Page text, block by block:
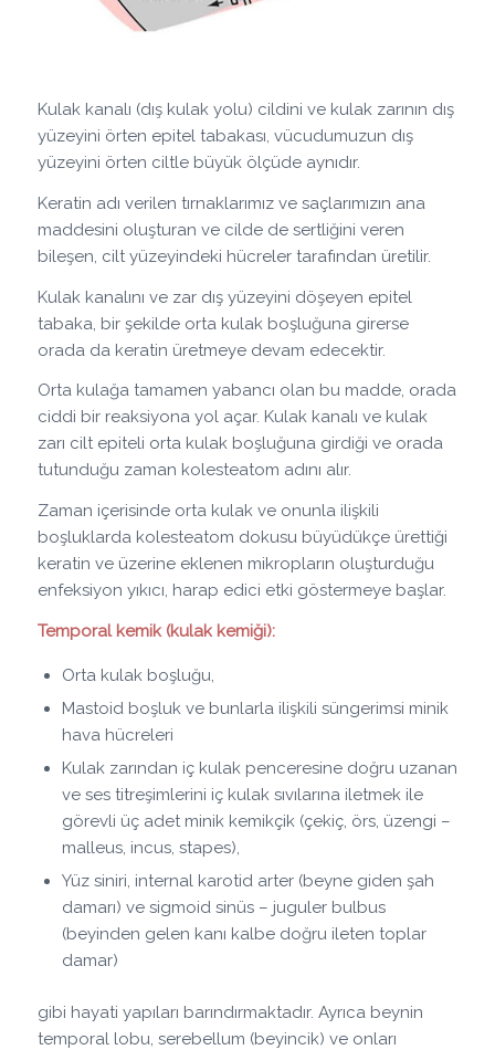
Kulak kanalı (dış kulak yolu) cildini ve kulak zarının dış
yüzeyini örten epitel tabakası, vücudumuzun dış
yüzeyini örten ciltle büyük ölçüde aynıdır.
Keratin adı verilen tırnaklarımız ve saçlarımızın ana
maddesini oluşturan ve cilde de sertliğini veren
bileşen, cilt yüzeyindeki hücreler tarafından üretilir.
Kulak kanalını ve zar dış yüzeyini döşeyen epitel
tabaka, bir şekilde orta kulak boşluğuna girerse
orada da keratin üretmeye devam edecektir.
Orta kulağa tamamen yabancı olan bu madde, orada
ciddi bir reaksiyona yol açar. Kulak kanalı ve kulak
zarı cilt epiteli orta kulak boşluğuna girdiği ve orada
tutunduğu zaman kolesteatom adını alır.
Zaman içerisinde orta kulak ve onunla ilişkili
boşluklarda kolesteatom dokusu büyüdükçe ürettiği
keratin ve üzerine eklenen mikropların oluşturduğu
enfeksiyon yıkıcı, harap edici etki göstermeye başlar.
Temporal kemik (kulak kemiği):
Orta kulak boşluğu,
Mastoid boşluk ve bunlarla ilişkili süngerimsi minik
hava hücreleri
Kulak zarından iç kulak penceresine doğru uzanan
ve ses titreşimlerini iç kulak sıvılarına iletmek ile
görevli üç adet minik kemikçik (çekiç, örs, üzengi –
malleus, incus, stapes),
Yüz siniri, internal karotid arter (beyne giden şah
damarı) ve sigmoid sinüs – juguler bulbus
(beyinden gelen kanı kalbe doğru ileten toplar
damar)
gibi hayati yapıları barındırmaktadır. Ayrıca beynin
temporal lobu, serebellum (beyincik) ve onları